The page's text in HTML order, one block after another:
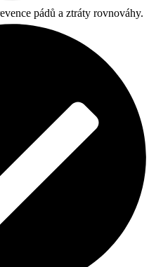
pádů a ztráty rovnováhy.